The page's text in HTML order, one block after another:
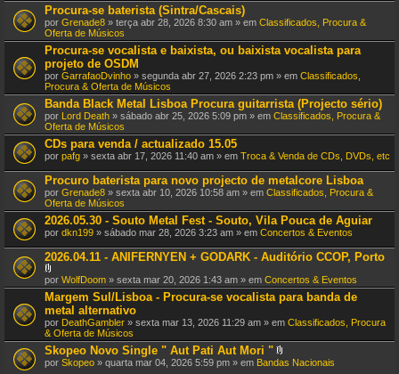
Procura-se baterista (Sintra/Cascais)
por Grenade8 » terça abr 28, 2026 8:30 am » em Classificados, Procura &
Oferta de Músicos
Procura-se vocalista e baixista, ou baixista vocalista para
projeto de OSDM
por GarrafaoDvinho » segunda abr 27, 2026 2:23 pm » em Classificados,
Procura & Oferta de Músicos
Banda Black Metal Lisboa Procura guitarrista (Projecto sério)
por Lord Death » sábado abr 25, 2026 5:09 pm » em Classificados, Procura &
Oferta de Músicos
CDs para venda / actualizado 15.05
por pafg » sexta abr 17, 2026 11:40 am » em Troca & Venda de CDs, DVDs, etc
Procuro baterista para novo projecto de metalcore Lisboa
por Grenade8 » sexta abr 10, 2026 10:58 am » em Classificados, Procura &
Oferta de Músicos
2026.05.30 - Souto Metal Fest - Souto, Vila Pouca de Aguiar
por dkn199 » sábado mar 28, 2026 3:23 am » em Concertos & Eventos
2026.04.11 - ANIFERNYEN + GODARK - Auditório CCOP, Porto
A
n
e
x
o
(
s
)
por WolfDoom » sexta mar 20, 2026 1:43 am » em Concertos & Eventos
Margem Sul/Lisboa - Procura-se vocalista para banda de
metal alternativo
por DeathGambler » sexta mar 13, 2026 11:29 am » em Classificados, Procura
& Oferta de Músicos
Skopeo Novo Single " Aut Pati Aut Mori "
A
por Skopeo » quarta mar 04, 2026 5:59 pm » em Bandas Nacionais